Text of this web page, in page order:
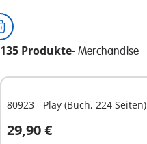
135 Produkte- Merchandise
80923 - Play (Buch, 224 Seiten)
29,90 €
In den Warenkorb